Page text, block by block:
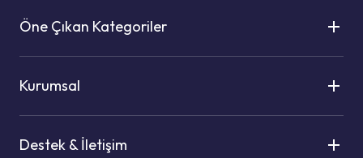
Öne Çıkan Kategoriler
Kurumsal
Destek & İletişim